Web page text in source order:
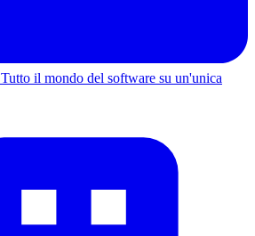
Tutto il mondo del software su un'unica